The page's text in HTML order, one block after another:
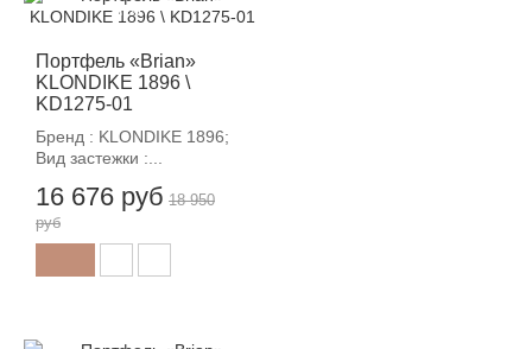
Портфель «Brian»
KLONDIKE 1896 \
KD1275-01
Бренд : KLONDIKE 1896;
Вид застежки :...
16 676 руб
-12%
18 950
руб